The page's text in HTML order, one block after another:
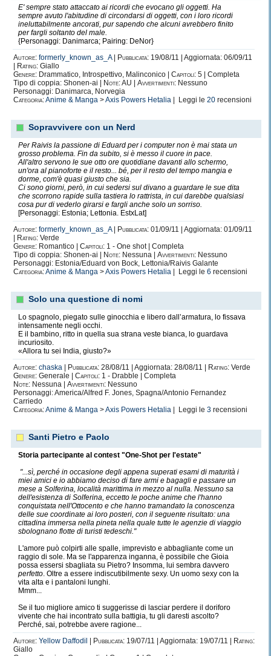
E' sempre stato attaccato ai ricordi che evocano gli oggetti. Ha
sempre avuto l'abitudine di circondarsi di oggetti, con i loro ricordi
ineluttabilmente ancorati, pur sapendo che alcuni avrebbero finito
per fargli soltanto del male.
{Personaggi: Danimarca; Pairing: DeNor}
Autore: formerly_known_as_A| Pubblicata: 19/08/11 | Aggiornata: 06/09/11
Rating: Giallo
Genere: Drammatico, Introspettivo, Malinconico | Capitoli: 5 | Completa
Tipo di coppia: Shonen-ai |
Note:AU | Avvertimenti: Nessuno
Personaggi: Danimarca, Norvegia
Categoria:Anime & Manga >Axis Powers Hetalia | Leggi le 20 recensioni
Sopravvivere con un Nerd
Per Raivis la passione di Eduard per i computer non è mai stata un
grosso problema. Fin da subito, si è messo il cuore in pace.
All'altro servono le sue otto ore quotidiane davanti allo schermo,
un'ora al pianoforte e il resto... bé, per il resto del tempo mangia e
dorme, com'è quasi giusto che sia.
Ci sono giorni, però, in cui sedersi sul divano a guardare le sue dita
che scorrono rapide sulla tastiera lo rattrista, in cui darebbe qualsiasi
cosa pur di vederlo girarsi e fargli anche solo un sorriso.
[Personaggi: Estonia; Lettonia. EstxLat]
Autore: formerly_known_as_A| Pubblicata: 01/09/11 | Aggiornata: 01/09/11
Rating: Verde
Genere: Romantico | Capitoli: 1 - One shot | Completa
Tipo di coppia: Shonen-ai |
Note: Nessuna | Avvertimenti: Nessuno
Personaggi: Estonia/Eduard von Bock, Lettonia/Raivis Galante
Categoria:Anime & Manga >Axis Powers Hetalia | Leggi le 6 recensioni
Solo una questione di nomi
Lo spagnolo, piegato sulle ginocchia e libero dall’armatura, lo fissava
intensamente negli occhi.
E il bambino, ritto in quella sua strana veste bianca, lo guardava
incuriosito.
«Allora tu sei India, giusto?»
Autore: chaska Pubblicata: 28/08/11 | Aggiornata: 28/08/11 | Rating: Verde
Genere: Generale | Capitoli: 1 - Drabble | Completa
Note: Nessuna | Avvertimenti: Nessuno
Personaggi: America/Alfred F. Jones, Spagna/Antonio Fernandez
Carriedo
Categoria:Anime & Manga >Axis Powers Hetalia | Leggi le 3 recensioni
Santi Pietro e Paolo
Storia partecipante al contest "One-Shot per l'estate"
"...sì, perché in occasione degli appena superati esami di maturità i
miei amici e io abbiamo deciso di fare armi e bagagli e passare un
mese a Solferina, località marittima in mezzo al nulla. Nessuno sa
dell'esistenza di Solferina, eccetto le poche anime che l'hanno
conquistata nell'Ottocento e che hanno tramandato la conoscenza
delle sue coordinate ai loro posteri, con il seguente risultato: una
cittadina immersa nella pineta nella quale tutte le agenzie di viaggio
sbolognano flotte di turisti tedeschi."
L'amore può colpirti alle spalle, imprevisto e abbagliante come un
raggio di sole. Ma se l'apparenza inganna, è possibile che Gioia
possa essersi sbagliata su Pietro? Insomma, lui sembra davvero
perfetto. Oltre a essere indiscutibilmente sexy. Un uomo sexy con la
vita alta e i pantaloni lunghi.
Mmm...
Se il tuo migliore amico ti suggerisse di lasciar perdere il doriforo
vivente che hai incontrato sulla battigia, tu gli daresti ascolto?
Perché, sai, potrebbe avere ragione...
Autore: Yellow Daffodil Pubblicata: 19/07/11 | Aggiornata: 19/07/11 |
Rating:
Giallo